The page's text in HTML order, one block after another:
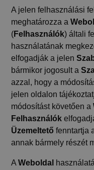
A jelen felhasználási
meghatározza a
(Felhasználók) általi
használatának
elfogadják a jelen
bármikor jogosult a
azzal, hogy a
jelen oldalon
módosítást követően a
Felhasználók
Üzemeltető fenntartja
annak bármely részét
AWeboldal